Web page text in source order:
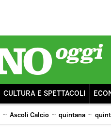
CULTURA E SPETTACOLI
Ascoli Calcio quintana